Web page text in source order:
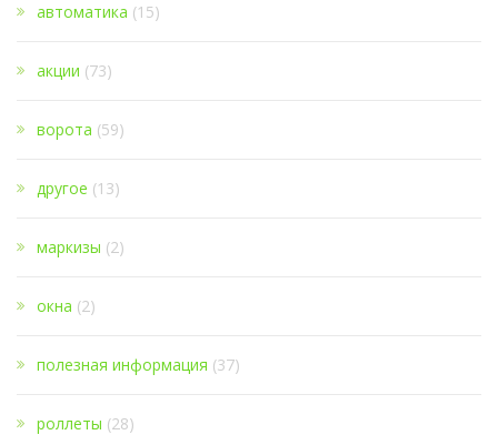
автоматика (15)
акции (73)
ворота (59)
другое (13)
маркизы (2)
окна (2)
полезная информация (37)
роллеты (28)